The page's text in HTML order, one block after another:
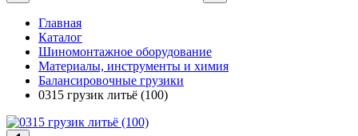
Главная
Каталог
Шиномонтажное оборудование
Материалы, инструменты и химия
Балансировочные грузики
0315 грузик литьё (100)